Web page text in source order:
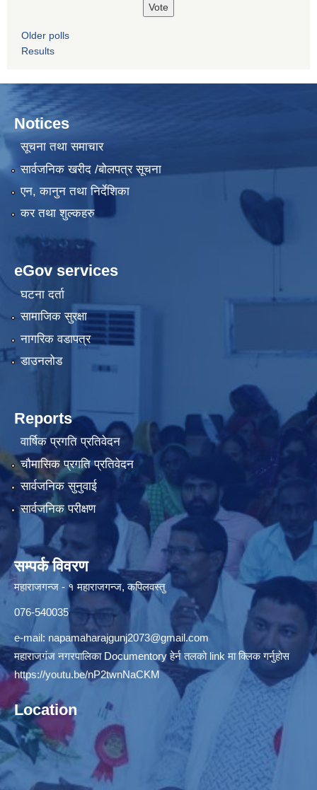
Older polls
Results
Notices
सूचना तथा समाचार
सार्वजनिक खरीद /बोलपत्र सूचना
एन, कानुन तथा निर्देशिका
कर तथा शुल्कहरु
eGov services
घटना दर्ता
सामाजिक सुरक्षा
नागरिक वडापत्र
डाउनलोड
Reports
वार्षिक प्रगति प्रतिवेदन
चौमासिक प्रगति प्रतिवेदन
सार्वजनिक सुनुवाई
सार्वजनिक परीक्षण
सम्पर्क विवरण
महाराजगन्ज - १ महाराजगन्ज, कपिलवस्तु
076-540035
e-mail: napamaharajgunj2073@gmail.com
महाराजगंज नगरपालिका Documentory हेर्न तलको link मा क्लिक गर्नुहोस
https://youtu.be/nP2twnNaCKM
Location